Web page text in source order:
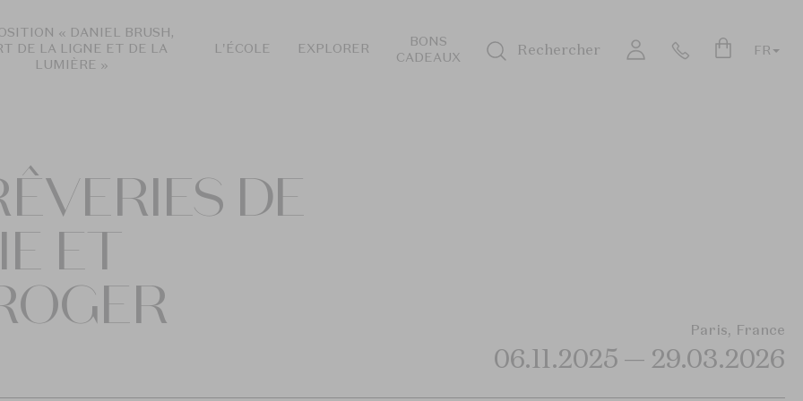
« DANIEL BRUSH,
DE LA LIGNE ET DE LA
LUMIÈRE »
L'ÉCOLE EXPLORER
BONS
CADEAUX
Rechercher FR
DE
ET
Paris, France
06.11.2025 — 29.03.2026